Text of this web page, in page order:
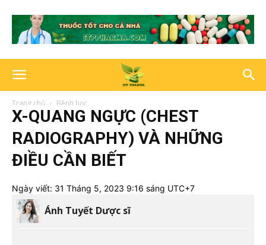
Trang chủ Bệnh học
X-QUANG NGỰC (CHEST
RADIOGRAPHY) VÀ NHỮNG
ĐIỀU CẦN BIẾT
Ngày viết: 31 Tháng 5, 2023 9:16 sáng UTC+7
Ánh Tuyết Dược sĩ